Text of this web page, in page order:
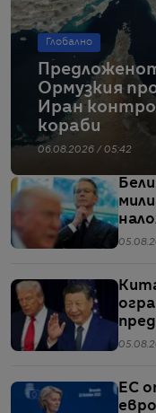
Глобално
Ормузкия
Иран
кораби
06.08.2026 / 05:42
ЕС